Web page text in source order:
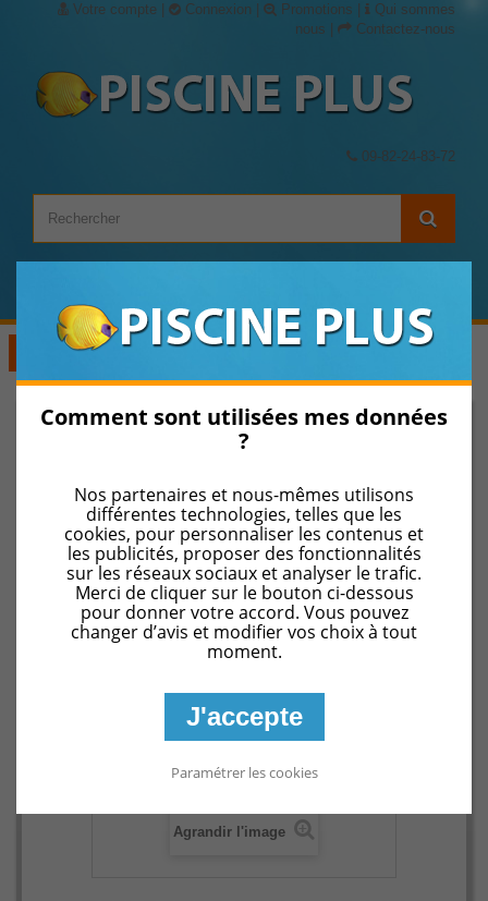
Votre compte Connexion Promotions
Qui sommes
nous
Contactez-nous
09-82-24-83-72
Voir les Catégories
Pièces détachées pour robot
Pièces détachées Zodiac Sweepy M3
BAGUE
PLASTIQUE MOTEUR TRACTION ZODIAC
Agrandir l'image
Comment sont utilisées mes données
?
Nos partenaires et nous-mêmes utilisons
différentes technologies, telles que les
cookies, pour personnaliser les contenus et
les publicités, proposer des fonctionnalités
sur les réseaux sociaux et analyser le trafic.
Merci de cliquer sur le bouton ci-dessous
pour donner votre accord. Vous pouvez
changer d’avis et modifier vos choix à tout
moment.
J'accepte
Paramétrer les cookies